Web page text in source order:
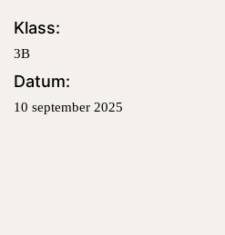
Klass:
3B
Datum:
10 september 2025